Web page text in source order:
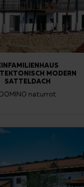
MODERN
SATTELDACH
DOMINO naturrot